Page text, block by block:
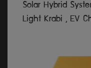
Solar Hybrid
Light Krabi , EV